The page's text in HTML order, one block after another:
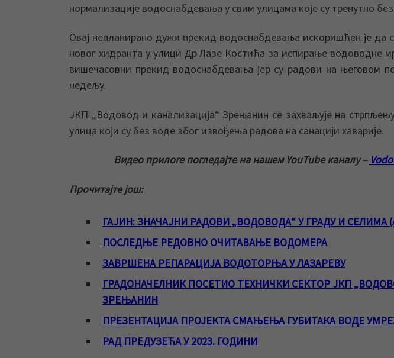
нормализације водоснабдевања у свим улицама које су тренутно
Овај непланирано дужи прекид водоснабдевања искоришћен је
новог хидранта у улици Др Лазе Костића за испирање водоводне
вишечасовни прекид водоснабдевања јер су радови на његовом
недељу.
ЈКП „Водовод и канализација“ Зрењанин се захваљује на
улица који су без воде због извођења радова на санацији хаварије.
Видео прилоге погледајте на нашем YouTube каналу –
Прочитајте још:
ГАЈИН: ЗНАЧАЈНИ РАДОВИ „ВОДОВОДА“ У ГРАДУ И СЕЛИМА
ПОСЛЕДЊЕ РЕДОВНО ОЧИТАВАЊЕ ВОДОМЕРА
ЗАВРШЕНА РЕПАРАЦИЈА ВОДОТОРЊА У ЛАЗАРЕВУ
ГРАДОНАЧЕЛНИК ПОСЕТИО ТЕХНИЧКИ СЕКТОР ЈКП
ЗРЕЊАНИН
ПРЕЗЕНТАЦИЈА ПРОЈЕКТА СМАЊЕЊА ГУБИТАКА ВОДЕ
РАД ПРЕДУЗЕЋА У 2023. ГОДИНИ